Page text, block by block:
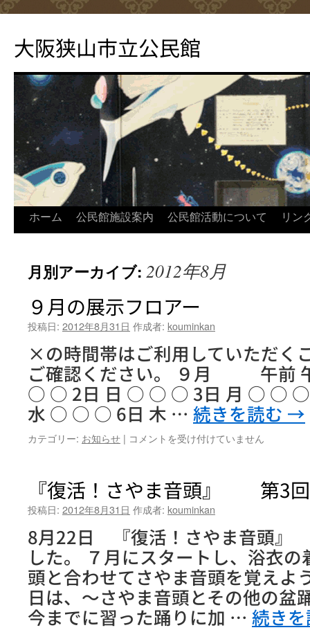
テ
ン
へ
ッ
大阪狭山市立公民館
ホーム 公民館施設案内 公民館活動について リン
月別アーカイブ: 2012年8月
９月の展示フロアー
投稿日: 2012年8月31日 作成者: kouminkan
×の時間帯はご利用していただく
ご確認ください。 ９月 午前
○ ○ 2日 日 ○ ○ ○ 3日 月 ○ ○
水 ○ ○ ○ 6日 木 … 続きを読む →
カテゴリー: お知らせ | ９
展
示
フ
ア
ー
は
コメントを受け付けていません
『復活！さやま音頭』 第3回
投稿日: 2012年8月31日 作成者: kouminkan
8月22日 『復活！さやま音頭』
した。 ７月にスタートし、浴衣
頭と合わせてさやま音頭を覚えよ
日は、～さやま音頭とその他の盆
今までに習った踊りに加 … 続き